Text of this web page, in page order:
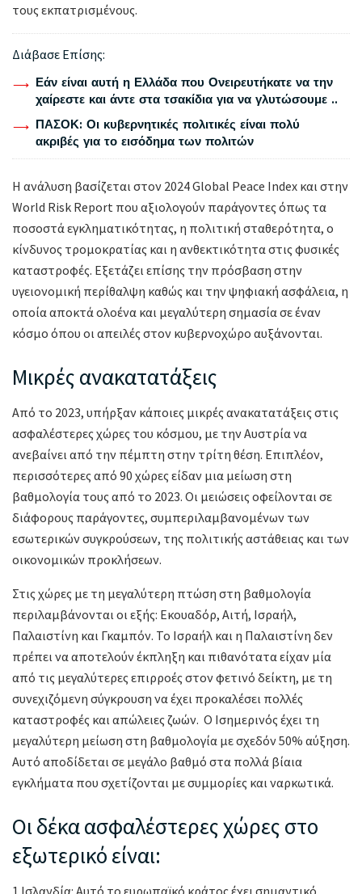
τους εκπατρισμένους.
Διάβασε Επίσης:
Εάν είναι αυτή η Ελλάδα που Ονειρευτήκατε να την
χαίρεστε και άντε στα τσακίδια για να γλυτώσουμε ..
ΠΑΣΟΚ: Οι κυβερνητικές πολιτικές είναι πολύ
ακριβές για το εισόδημα των πολιτών
Η ανάλυση βασίζεται στον 2024 Global Peace Index και στην
World Risk Report που αξιολογούν παράγοντες όπως τα
ποσοστά εγκληματικότητας, η πολιτική σταθερότητα, ο
κίνδυνος τρομοκρατίας και η ανθεκτικότητα στις φυσικές
καταστροφές. Εξετάζει επίσης την πρόσβαση στην
υγειονομική περίθαλψη καθώς και την ψηφιακή ασφάλεια, η
οποία αποκτά ολοένα και μεγαλύτερη σημασία σε έναν
κόσμο όπου οι απειλές στον κυβερνοχώρο αυξάνονται.
Μικρές ανακατατάξεις
Από το 2023, υπήρξαν κάποιες μικρές ανακατατάξεις στις
ασφαλέστερες χώρες του κόσμου, με την Αυστρία να
ανεβαίνει από την πέμπτη στην τρίτη θέση. Επιπλέον,
περισσότερες από 90 χώρες είδαν μια μείωση στη
βαθμολογία τους από το 2023. Οι μειώσεις οφείλονται σε
διάφορους παράγοντες, συμπεριλαμβανομένων των
εσωτερικών συγκρούσεων, της πολιτικής αστάθειας και των
οικονομικών προκλήσεων.
Στις χώρες με τη μεγαλύτερη πτώση στη βαθμολογία
περιλαμβάνονται οι εξής: Εκουαδόρ, Αιτή, Ισραήλ,
Παλαιστίνη και Γκαμπόν. Το Ισραήλ και η Παλαιστίνη δεν
πρέπει να αποτελούν έκπληξη και πιθανότατα είχαν μία
από τις μεγαλύτερες επιρροές στον φετινό δείκτη, με τη
συνεχιζόμενη σύγκρουση να έχει προκαλέσει πολλές
καταστροφές και απώλειες ζωών. Ο Ισημερινός έχει τη
μεγαλύτερη μείωση στη βαθμολογία με σχεδόν 50% αύξηση.
Αυτό αποδίδεται σε μεγάλο βαθμό στα πολλά βίαια
εγκλήματα που σχετίζονται με συμμορίες και ναρκωτικά.
Οι δέκα ασφαλέστερες χώρες στο
εξωτερικό είναι: